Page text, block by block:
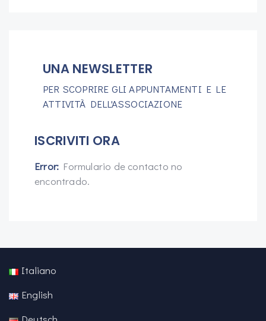
UNA NEWSLETTER
PER SCOPRIRE GLI APPUNTAMENTI E LE
ATTIVITÀ DELL'ASSOCIAZIONE
ISCRIVITI ORA
Error: Formulario de contacto no
encontrado.
Italiano
English